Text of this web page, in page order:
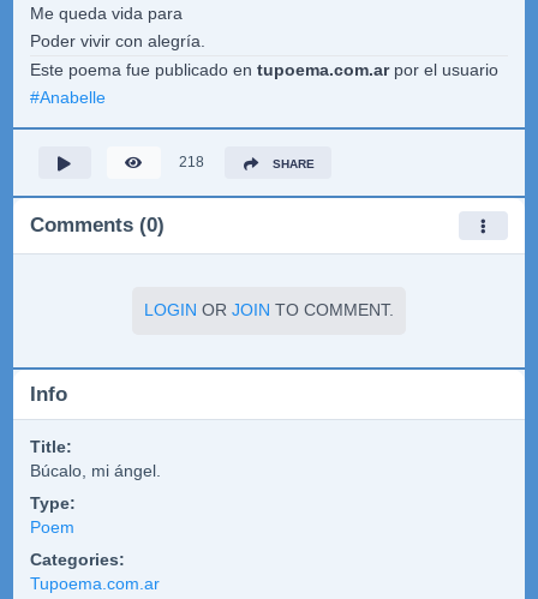
Me queda vida para
Poder vivir con alegría.
Este poema fue publicado en tupoema.com.arpor el usuario
#Anabelle
218 SHARE
Comments (0)
LOGIN OR JOIN TO COMMENT.
Info
Title:
Búcalo, mi ángel.
Type:
Poem
Categories:
Tupoema.com.ar